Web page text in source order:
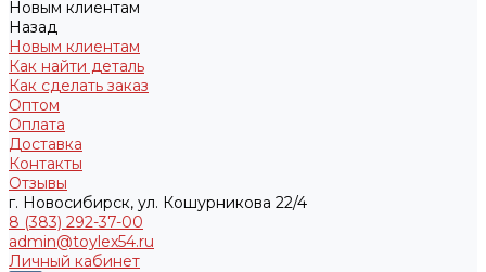
Новым клиентам
Назад
Новым клиентам
Как найти деталь
Как сделать заказ
Оптом
Оплата
Доставка
Контакты
Отзывы
г. Новосибирск, ул. Кошурникова 22/4
8 (383) 292-37-00
admin@toylex54.ru
Личный кабинет